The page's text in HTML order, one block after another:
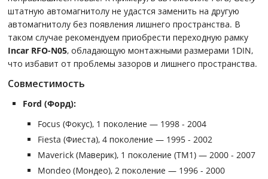
штатную автомагнитолу не удастся заменить на другую
автомагнитолу без появления лишнего пространства. В
таком случае рекомендуем приобрести переходную рамку
Incar RFO-N05, обладающую монтажными размерами 1DIN,
что избавит от проблемы зазоров и лишнего пространства.
Совместимость
Ford (Форд):
Focus (Фокус), 1 поколение — 1998 - 2004
Fiesta (Фиеста), 4 поколение — 1995 - 2002
Maverick (Маверик), 1 поколение (TM1) — 2000 - 2007
Mondeo (Мондео), 2 поколение — 1996 - 2000